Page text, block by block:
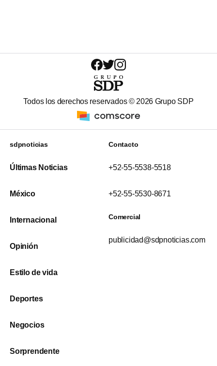
Todos los derechos reservados © 2026 Grupo SDP
sdpnoticias
Últimas Noticias
México
Internacional
Opinión
Estilo de vida
Deportes
Negocios
Sorprendente
Contacto
+52-55-5538-5518
+52-55-5530-8671
Comercial
publicidad@sdpnoticias.com